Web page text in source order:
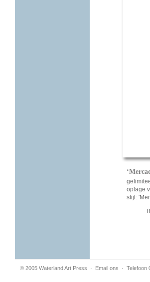
oplage
stijl:
© 2005 Waterland Art Press · Email ons · Telefoon